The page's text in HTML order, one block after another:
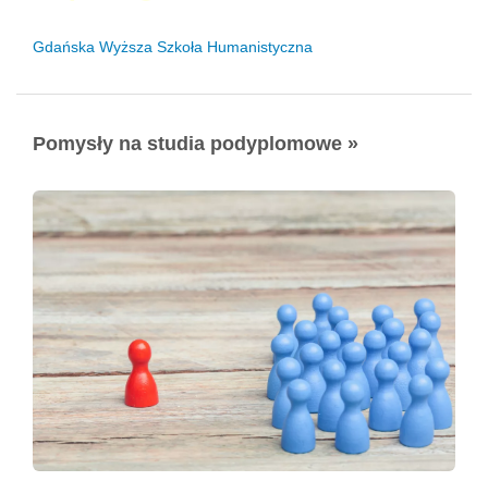
Gdańska Wyższa Szkoła Humanistyczna
Pomysły na studia podyplomowe »